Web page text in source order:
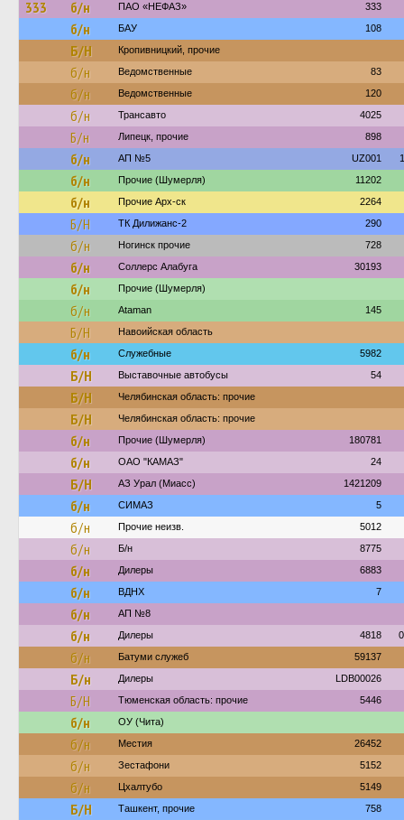
333 б/н ПАО «НЕФАЗ» 333
б/н БАУ 108
Б/Н Кропивницкий, прочие
б/н Ведомственные 83
б/н Ведомственные 120
б/н Трансавто 4025
Б/н Липецк, прочие 898
б/н АП №5 UZ001
б/н Прочие (Шумерля) 11202
б/н Прочие Арх-ск 2264
Б/Н ТК Дилижанс-2 290
б/н Ногинск прочие 728
б/н Соллерс Алабуга 30193
б/н Прочие (Шумерля)
б/н Ataman 145
Б/Н Навоийская область
б/н Служебные 5982
Б/Н Выставочные автобусы 54
Б/Н Челябинская область: прочие
Б/Н Челябинская область: прочие
б/н Прочие (Шумерля) 180781
б/н ОАО "КАМАЗ" 24
Б/Н АЗ Урал (Миасс) 1421209
б/н СИМАЗ 5
б/н Прочие неизв. 5012
б/н Б/н 8775
б/н Дилеры 6883
б/н ВДНХ 7
б/н АП №8
б/н Дилеры 4818
б/н Батуми служеб 59137
Б/н Дилеры LDB00026
Б/Н Тюменская область: прочие 5446
б/н ОУ (Чита)
б/н Местия 26452
б/н Зестафони 5152
б/н Цхалтубо 5149
Б/Н Ташкент, прочие 758